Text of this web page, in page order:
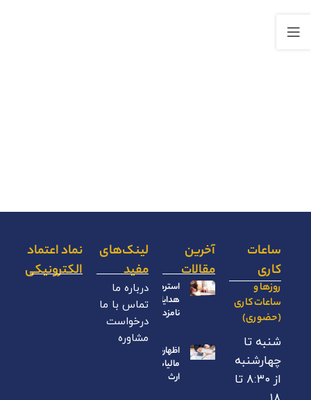
ساعات
کاری
روزها و
ساعات کاری
(حضوری)
شنبه تا
چهارشنبه
از ۸:۳۰ تا
آخرین
مقالات
استرداد
هدایای
نامزدی
اظهارنامه
مالیات بر
ارث
لینک‌های
مفید
درباره ما
تماس با ما
درخواست
مشاوره
نماد اعتماد
الکترونیکی